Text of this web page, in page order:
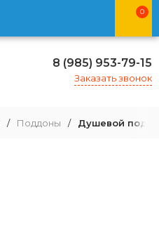
0
8 (985) 953-79-15
Заказать звонок
/ Поддоны / Душевой